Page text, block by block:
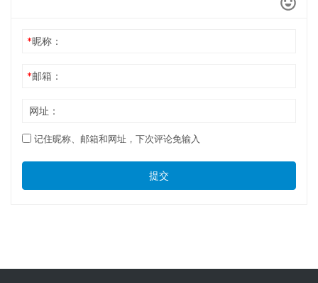
*昵称：
*邮箱：
网址：
记住昵称、邮箱和网址，下次评论免输入
提交